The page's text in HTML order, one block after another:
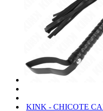
KINK - CHICOTE